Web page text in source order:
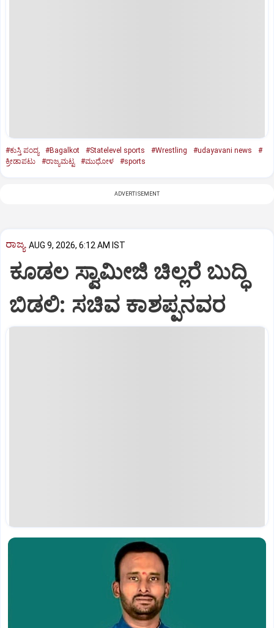
#ಕುಸ್ತಿ ಪಂದ್ಯ #Bagalkot #Statelevel sports #Wrestling #udayavani news
#
ಕ್ರೀಡಾಪಟು
#ರಾಜ್ಯಮಟ್ಟ #ಮುಧೋಳ #sports
ADVERTISEMENT
ರಾಜ್ಯ AUG 9, 2026, 6:12 AM IST
ಕೂಡಲ ಸ್ವಾಮೀಜಿ ಚಿಲ್ಲರೆ ಬುದ್ಧಿ
ಬಿಡಲಿ: ಸಚಿವ ಕಾಶಪ್ಪನವರ